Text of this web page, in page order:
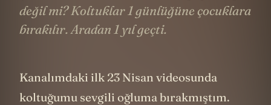
değil mi? Koltuklar 1 günlüğüne çocuklara
bırakılır. Aradan 1 yıl geçti.
Kanalımdaki ilk 23 Nisan videosunda
koltuğumu sevgili oğluma bırakmıştım.